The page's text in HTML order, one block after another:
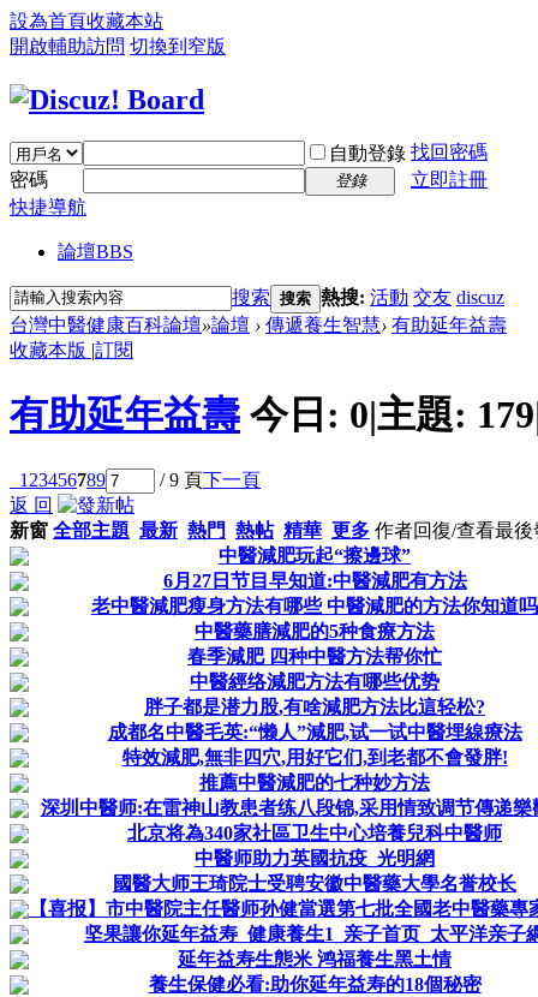
設為首頁收藏本站
開啟輔助訪問 切換到窄版
自動登錄 找回密碼
密碼
登錄
立即註冊
快捷導航
論壇BBS
搜索 搜索 熱搜: 活動 交友 discuz
台灣中醫健康百科論壇»論壇 › 傳遞養生智慧› 有助延年益壽
收藏本版 |訂閱
有助延年益壽 今日: 0|主題: 179
1 23456789 / 9 頁下一頁
返 回
新窗 全部主題 最新 熱門 熱帖 精華 更多 作者回復/查看最後
中醫減肥玩起“擦邊球”
6月27日节目早知道:中醫減肥有方法
老中醫減肥瘦身方法有哪些 中醫減肥的方法你知道吗
中醫藥膳減肥的5种食療方法
春季減肥 四种中醫方法帮你忙
中醫經络減肥方法有哪些优势
胖子都是潜力股,有啥減肥方法比這轻松?
成都名中醫毛英:“懒人”減肥,试一试中醫埋線療法
特效減肥,無非四穴,用好它们,到老都不會發胖!
推薦中醫減肥的七种妙方法
深圳中醫师:在雷神山教患者练八段锦,采用情致调节傳递樂
北京将為340家社區卫生中心培養兒科中醫师
中醫师助力英國抗疫_光明網
國醫大师王琦院士受聘安徽中醫藥大學名誉校长
【喜报】市中醫院主任醫师孙健當選第七批全國老中醫藥專
坚果讓你延年益寿_健康養生1_亲子首页_太平洋亲子
延年益寿生態米 鸿福養生黑土情
養生保健必看:助你延年益寿的18個秘密